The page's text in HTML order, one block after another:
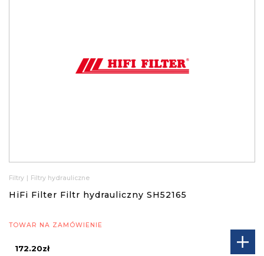
Filtry | Filtry hydrauliczne
HiFi Filter Filtr hydrauliczny SH52165
TOWAR NA ZAMÓWIENIE
172.20zł